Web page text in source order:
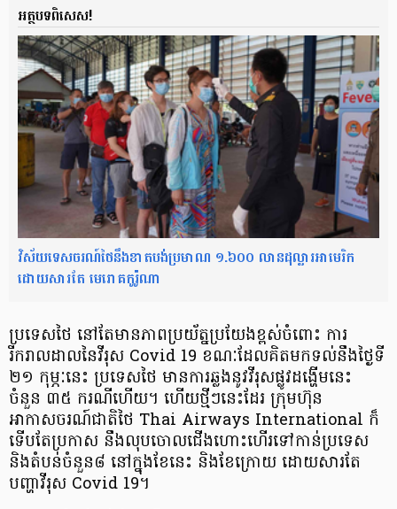
អត្ថបទពិសេស!
វិស័យទេសចរណ៍ថៃនឹងខាតបង់ប្រមាណ ១.៦០០ លានដុល្លារអាមេរិក
ដោយសារតែ មេរោគកូរ៉ូណា
ប្រទេសថៃ នៅតែមានភាពប្រយ័ត្នប្រយែងខ្ពស់​ចំពោះ ការ
រីករាលដាល​នៃវីរុស​ Covid 19 ខណៈដែល​គិតមក​ទល់​នឹងថ្ងៃទី
២១ កុម្ភៈនេះ ប្រទេសថៃ មានការឆ្លង​នូវវីរុសផ្លូវដង្ហើមនេះ
ចំនួន ៣៥ ករណីហើយ។ ហើយថ្មីៗនេះដែរ ក្រុមហ៊ុន​
អាកាសចរណ៍​ជាតិថៃ Thai Airways International ក៏
ទើបតែ​ប្រកាស នឹង​លុបចោល​ជើងហោះហើរ​​​ទៅកាន់​ប្រទេស​
និងតំបន់ចំនួន ​៨ នៅក្នុងខែនេះ និងខែក្រោយ ដោយសារតែ​
បញ្ហា​វីរុស Covid 19។